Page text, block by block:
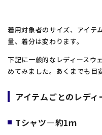
着用対象者のサイズ、アイテ
量、着分は変わります。
下記に一般的なレディースウ
めてみました。あくまでも目
アイテムごとのレデ
Tシャツ―約1ｍ